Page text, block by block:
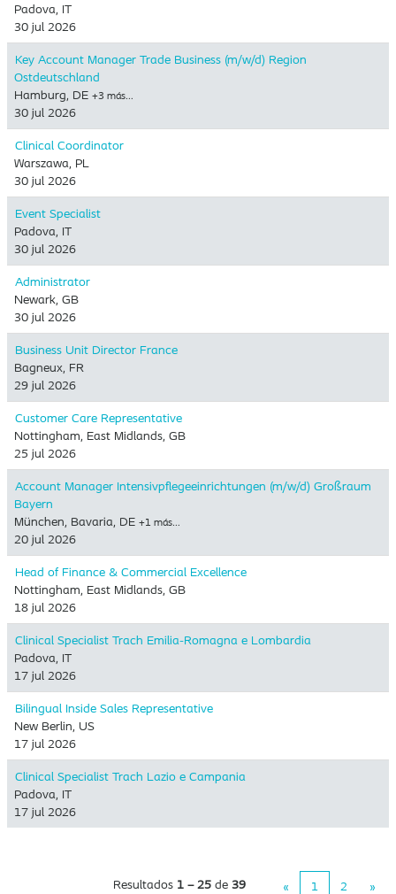
Padova, IT
30 jul 2026
Key Account Manager Trade Business (m/w/d) Region
Ostdeutschland
Hamburg, DE +3 más…
30 jul 2026
Clinical Coordinator
Warszawa, PL
30 jul 2026
Event Specialist
Padova, IT
30 jul 2026
Administrator
Newark, GB
30 jul 2026
Business Unit Director France
Bagneux, FR
29 jul 2026
Customer Care Representative
Nottingham, East Midlands, GB
25 jul 2026
Account Manager Intensivpflegeeinrichtungen (m/w/d) Großraum
Bayern
München, Bavaria, DE +1 más…
20 jul 2026
Head of Finance & Commercial Excellence
Nottingham, East Midlands, GB
18 jul 2026
Clinical Specialist Trach Emilia-Romagna e Lombardia
Padova, IT
17 jul 2026
Bilingual Inside Sales Representative
New Berlin, US
17 jul 2026
Clinical Specialist Trach Lazio e Campania
Padova, IT
17 jul 2026
Resultados 1 – 25 de 39 « 1 2 »